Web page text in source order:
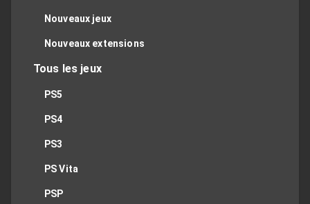
Nouveaux jeux
Nouveaux extensions
Tous les jeux
PS5
PS4
PS3
PS Vita
PSP